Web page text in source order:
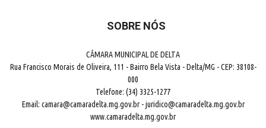
SOBRE NÓS
CÂMARA MUNICIPAL DE DELTA
Rua Francisco Morais de Oliveira, 111 - Bairro Bela Vista - Delta/MG - CEP: 38108-
000
Telefone: (34) 3325-1277
Email: camara@camaradelta.mg.gov.br - juridico@camaradelta.mg.gov.br
www.camaradelta.mg.gov.br